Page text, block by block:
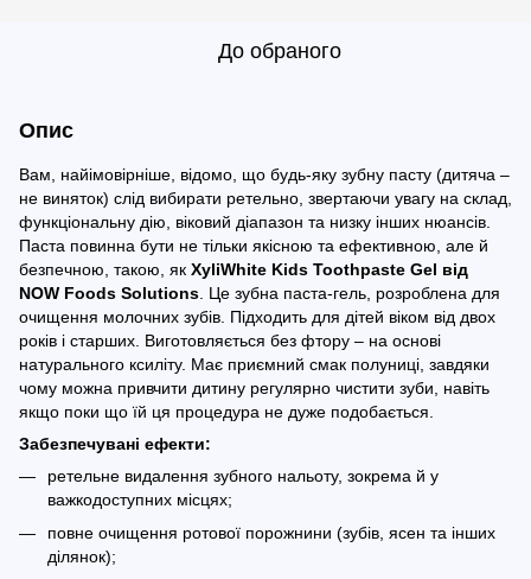
До обраного
Опис
Вам, найімовірніше, відомо, що будь-яку зубну пасту (дитяча –
не виняток) слід вибирати ретельно, звертаючи увагу на склад,
функціональну дію, віковий діапазон та низку інших нюансів.
Паста повинна бути не тільки якісною та ефективною, але й
безпечною, такою, як XyliWhite Kids Toothpaste Gel від
NOW Foods Solutions . Це зубна паста-гель, розроблена для
очищення молочних зубів. Підходить для дітей віком від двох
років і старших. Виготовляється без фтору – на основі
натурального ксиліту. Має приємний смак полуниці, завдяки
чому можна привчити дитину регулярно чистити зуби, навіть
якщо поки що їй ця процедура не дуже подобається.
Забезпечувані ефекти:
ретельне видалення зубного нальоту, зокрема й у
важкодоступних місцях;
повне очищення ротової порожнини (зубів, ясен та інших
ділянок);